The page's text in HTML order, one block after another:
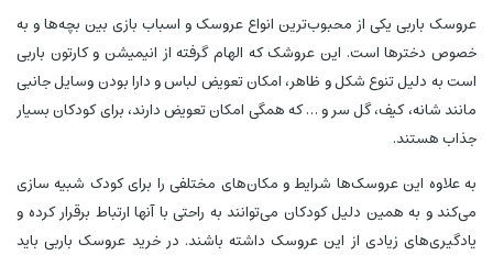
عروسک باربی یکی از محبوب‌ترین انواع عروسک و اسباب بازی بین بچه‌ها و به
خصوص دخترها است. این عروشک که الهام گرفته از انیمیشن و کارتون باربی
است به دلیل تنوع شکل و ظاهر، امکان تعویض لباس و دارا بودن وسایل جانبی
مانند شانه، کیف، گل سر و … که همگی امکان تعویض دارند، برای کودکان بسیار
جذاب هستند.
به علاوه این عروسک‌ها شرایط و مکان‌های مختلفی را برای کودک شبیه سازی
می‌کند و به همین دلیل کودکان می‌توانند به راحتی با آنها ارتباط برقرار کرده و
یادگیری‌های زیادی از این عروسک داشته باشند. در خرید عروسک باربی باید